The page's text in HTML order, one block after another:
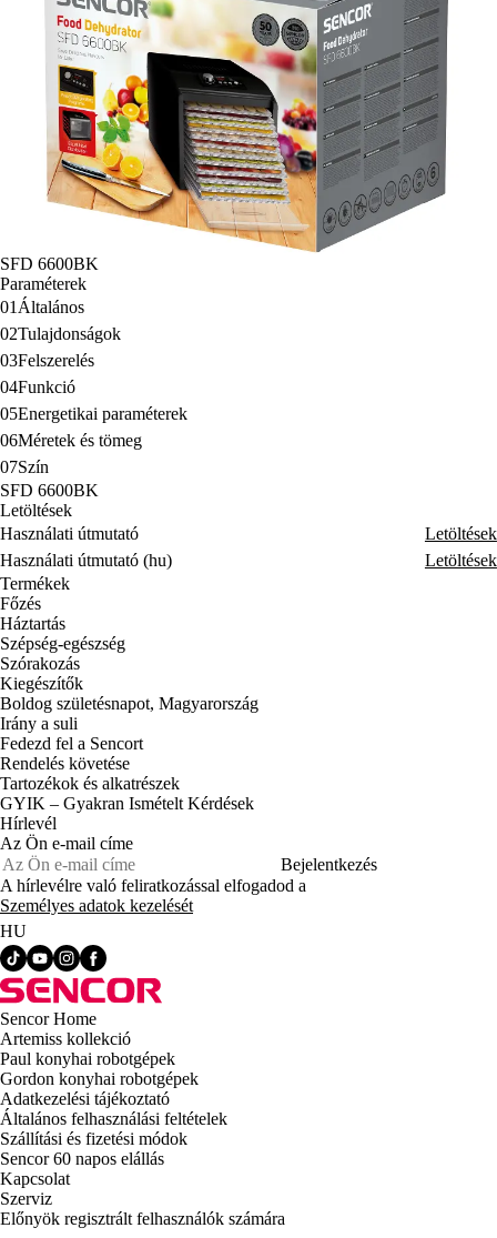
SFD 6600BK
Paraméterek
01 Általános
02Tulajdonságok
03Felszerelés
04Funkció
05Energetikai paraméterek
06Méretek és tömeg
07Szín
SFD 6600BK
Letöltések
Használati útmutató
Letöltések
Használati útmutató (hu)
Letöltések
Termékek
Főzés
Háztartás
Szépség-egészség
Szórakozás
Kiegészítők
Boldog születésnapot, Magyarország
Irány a suli
Fedezd fel a Sencort
Rendelés követése
Tartozékok és alkatrészek
GYIK – Gyakran Ismételt Kérdések
Hírlevél
Az Ön e-mail címe
Bejelentkezés
A hírlevélre való feliratkozással elfogadod a
Személyes adatok kezelését
HU
Sencor Home
Artemiss kollekció
Paul konyhai robotgépek
Gordon konyhai robotgépek
Adatkezelési tájékoztató
Általános felhasználási feltételek
Szállítási és fizetési módok
Sencor 60 napos elállás
Kapcsolat
Szerviz
Előnyök regisztrált felhasználók számára